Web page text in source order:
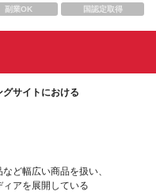
副業OK 国認定取得
サイトにおける
ど幅広い商品を扱い、
アを展開している